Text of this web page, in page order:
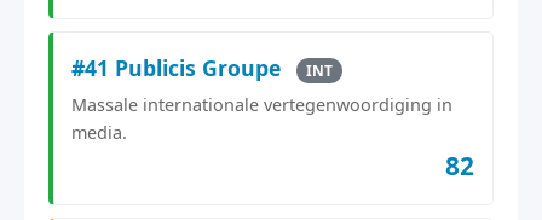
#41 Publicis Groupe INT
Massale internationale vertegenwoordiging in
media.
82